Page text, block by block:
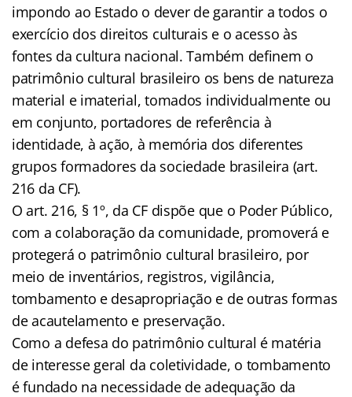
impondo ao Estado o dever de garantir a todos o
exercício dos direitos culturais e o acesso às
fontes da cultura nacional. Também definem o
patrimônio cultural brasileiro os bens de natureza
material e imaterial, tomados individualmente ou
em conjunto, portadores de referência à
identidade, à ação, à memória dos diferentes
grupos formadores da sociedade brasileira (art.
216 da CF).
O art. 216, § 1º, da CF dispõe que o Poder Público,
com a colaboração da comunidade, promoverá e
protegerá o patrimônio cultural brasileiro, por
meio de inventários, registros, vigilância,
tombamento e desapropriação e de outras formas
de acautelamento e preservação.
Como a defesa do patrimônio cultural é matéria
de interesse geral da coletividade, o tombamento
é fundado na necessidade de adequação da